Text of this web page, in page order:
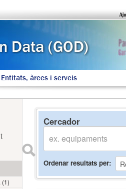
Entitats, àrees i serveis
Cercador
Ordenar resultats per
(1)